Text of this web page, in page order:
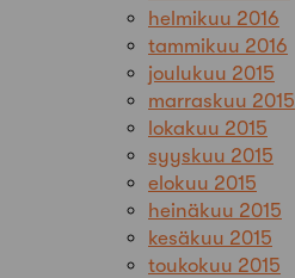
helmikuu 2016
tammikuu 2016
joulukuu 2015
marraskuu 2015
lokakuu 2015
syyskuu 2015
elokuu 2015
heinäkuu 2015
kesäkuu 2015
toukokuu 2015